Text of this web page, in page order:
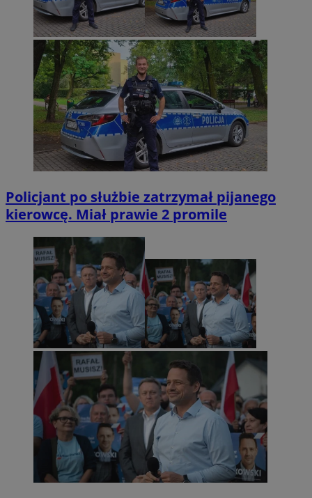
Policjant po służbie zatrzymał pijanego
kierowcę. Miał prawie 2 promile